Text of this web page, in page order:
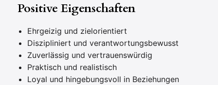
Positive Eigenschaften
Ehrgeizig und zielorientiert
Diszipliniert und verantwortungsbewusst
Zuverlässig und vertrauenswürdig
Praktisch und realistisch
Loyal und hingebungsvoll in Beziehungen